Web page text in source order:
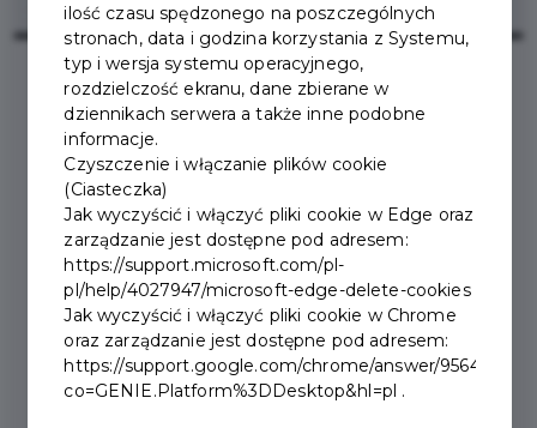
2026-02-03
ZMIANA TERMINU
WIELKIEGO FINAŁU
PUCHARU ZAKOPANEGO
W NARCIARSTWIE
ALPEJSKIM
ilość czasu spędzonego na poszczególnych
stronach, data i godzina korzystania z Systemu,
typ i wersja systemu operacyjnego,
rozdzielczość ekranu, dane zbierane w
dziennikach serwera a także inne podobne
informacje.
Czyszczenie i włączanie plików cookie
(Ciasteczka)
Jak wyczyścić i włączyć pliki cookie w Edge oraz
zarządzanie jest dostępne pod adresem:
https://support.microsoft.com/pl-
pl/help/4027947/microsoft-edge-delete-cookies
Jak wyczyścić i włączyć pliki cookie w Chrome
oraz zarządzanie jest dostępne pod adresem:
https://support.google.com/chrome/answer/95647?
co=GENIE.Platform%3DDesktop&hl=pl .